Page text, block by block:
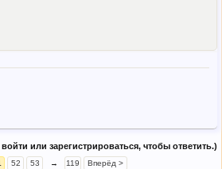
или зарегистрироваться, чтобы ответить.)
52 53 → 119 Вперёд >